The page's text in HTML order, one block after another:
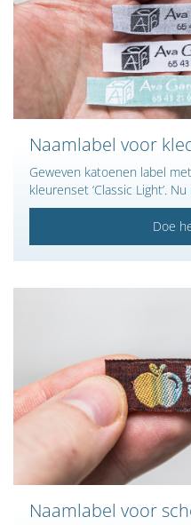
Naamlabel voor
Geweven katoenen label
kleurenset ‘Classic Light’.
Doe
Naamlabel voor